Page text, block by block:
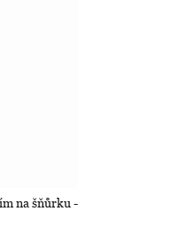
na šňůrku -